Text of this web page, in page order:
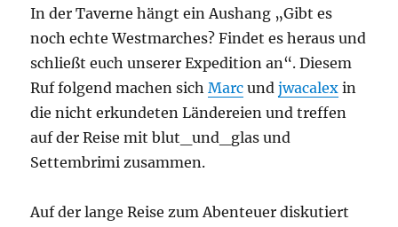
In der Taverne hängt ein Aushang „Gibt es
noch echte Westmarches? Findet es heraus und
schließt euch unserer Expedition an“. Diesem
Ruf folgend machen sichMarc undjwacalex in
die nicht erkundeten Ländereien und treffen
auf der Reise mit blut_und_glas und
Settembrimi zusammen.
Auf der lange Reise zum Abenteuer diskutiert